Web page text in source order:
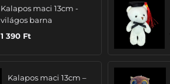
Kalapos maci 13cm -
világos barna
1 390 Ft
Kalapos maci 13cm –